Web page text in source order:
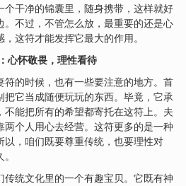
个干净的锦囊里，随身携带，这样就好
。不过，不管怎么放，最重要的还是心
这符才能发挥它最大的作用。
心怀敬畏，理性看待
符的时候，也有一些要注意的地方。首
它当成随便玩玩的东西。毕竟，它承
能把所有的希望都寄托在这符上。夫
两个人用心去经营。这符更多的是一种
以，咱们既要尊重传统，也要理性对
传统文化里的一个有趣宝贝。它既有神